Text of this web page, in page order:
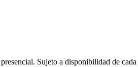
Sujeto a disponibilidad de